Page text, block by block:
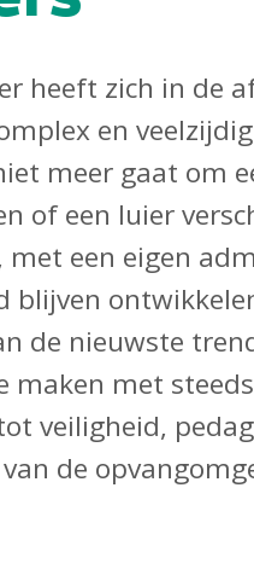
heeft zich in de
en
meer gaat om
of een luier
met een eigen
blijven
de nieuwste
maken met
veiligheid,
de